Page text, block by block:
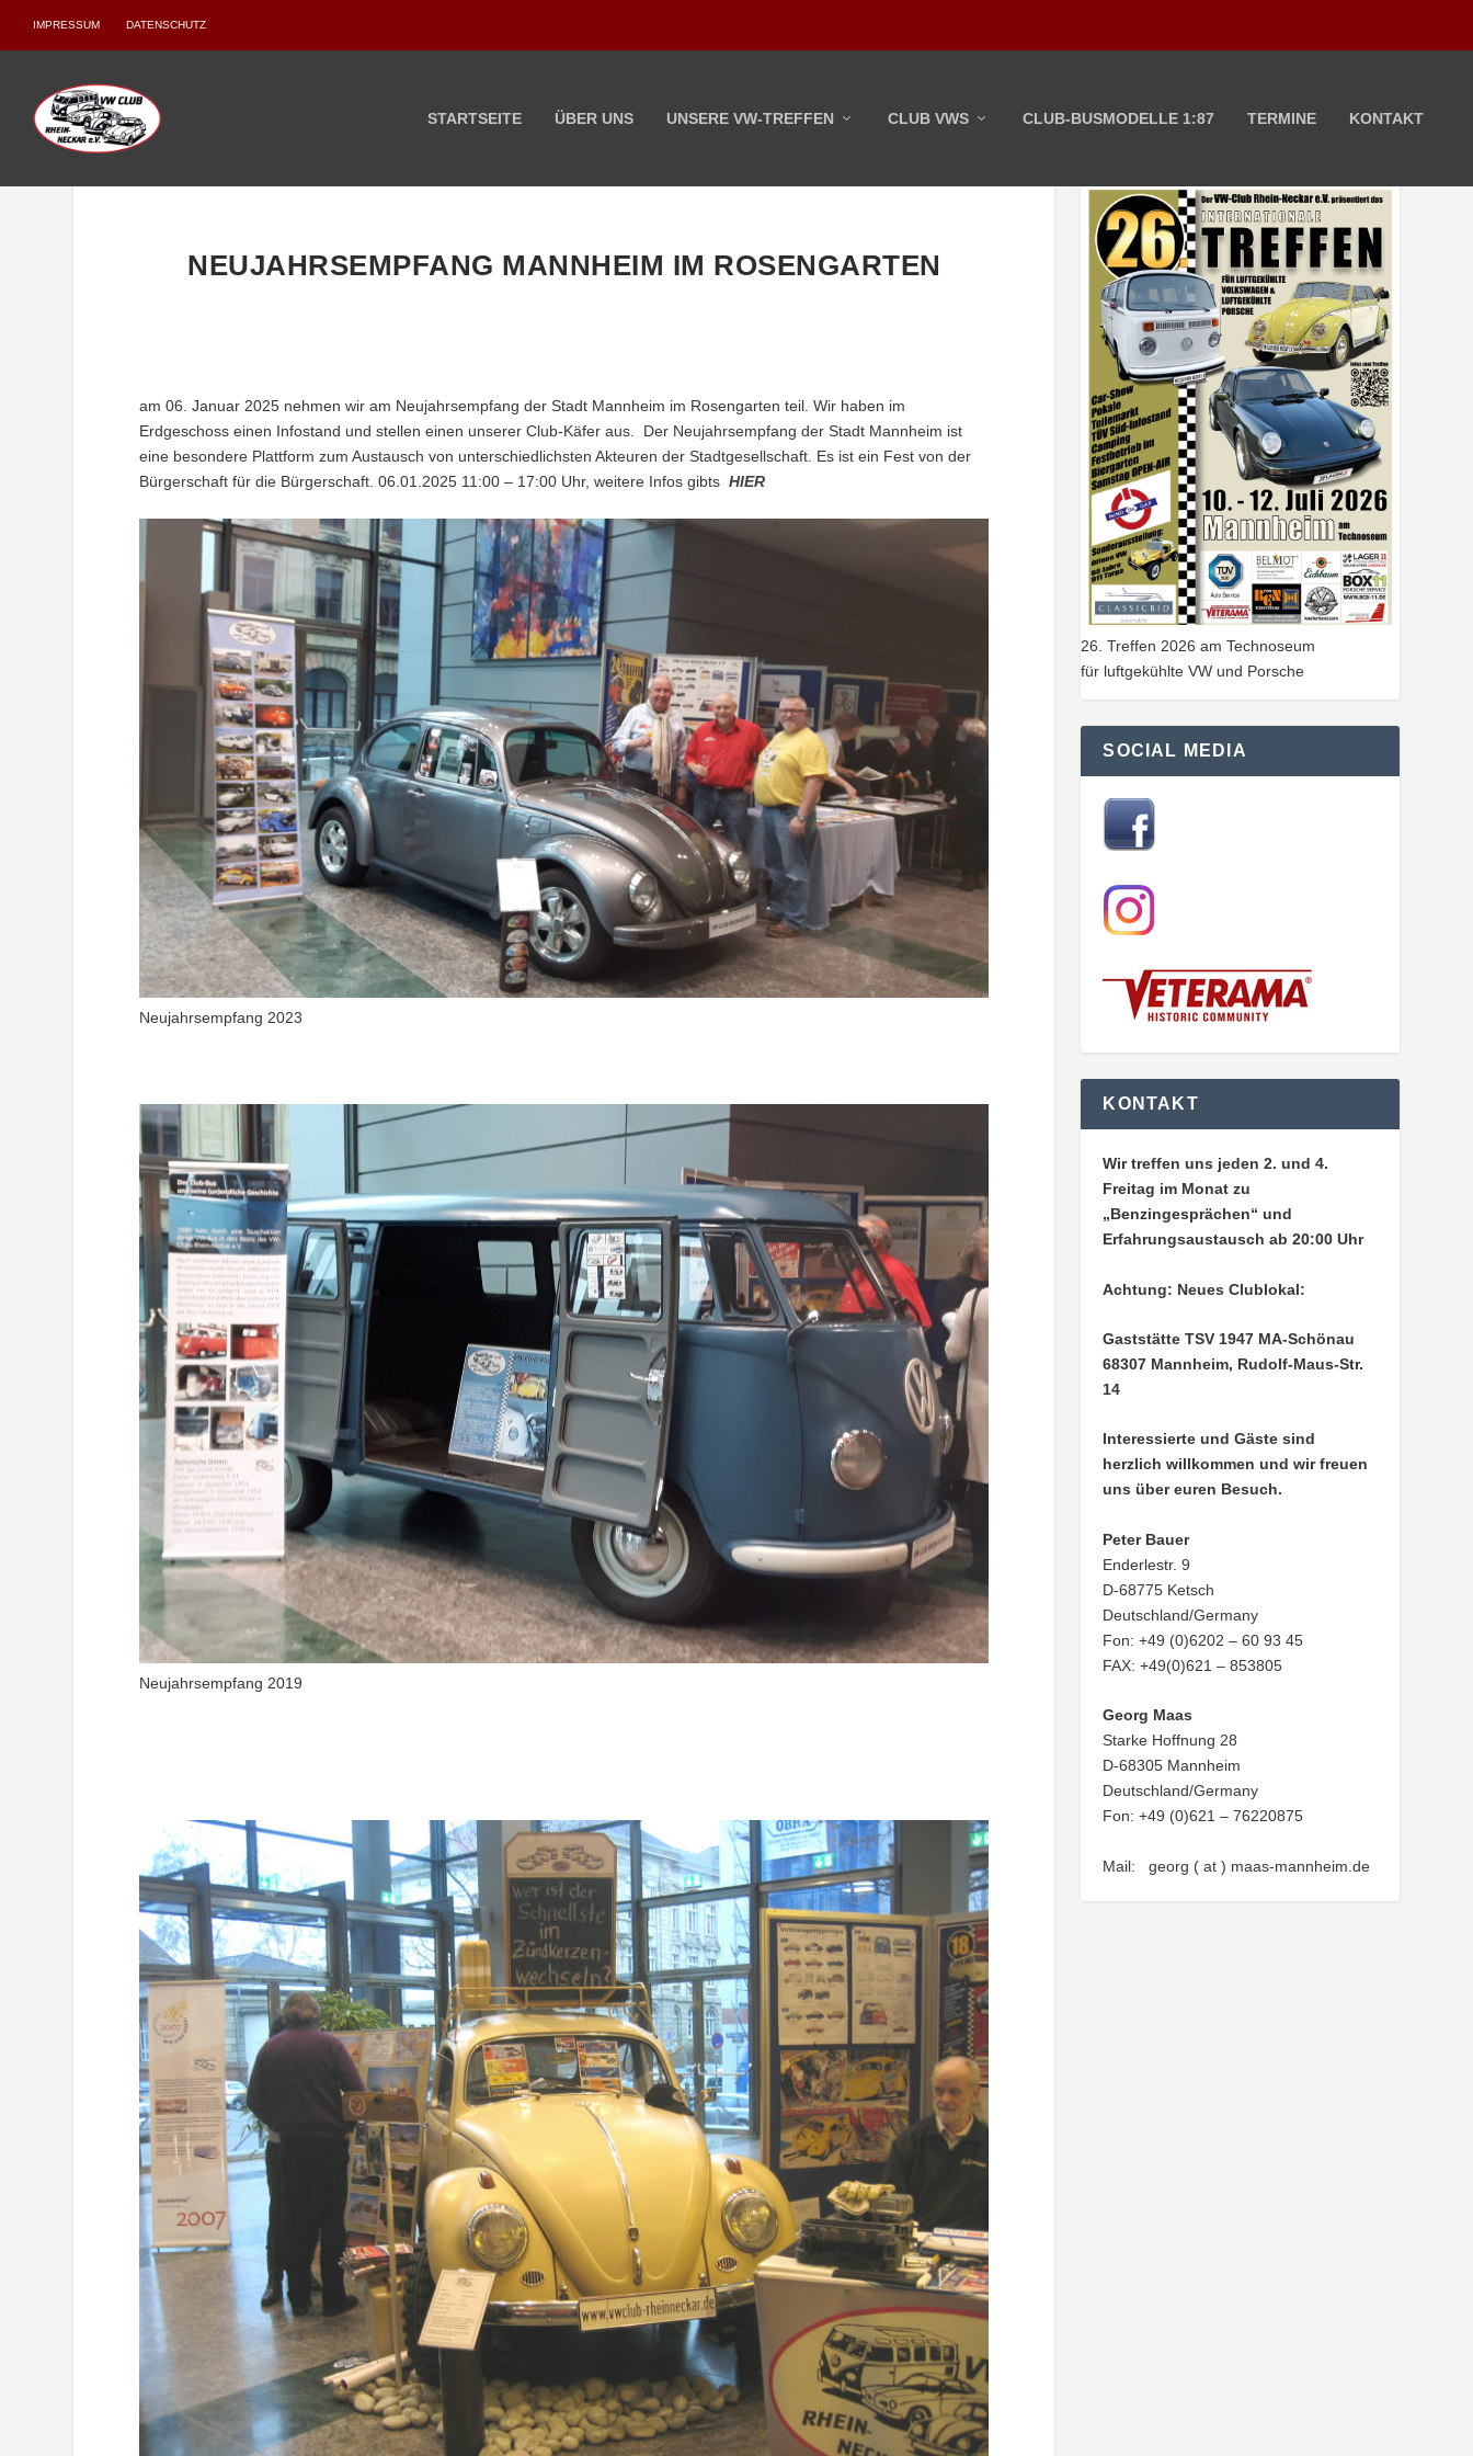
IMPRESSUM DATENSCHUTZ
STARTSEITE ÜBER UNS UNSERE VW-TREFFEN CLUB VWS CLUB-BUSMODELLE 1:87 TERMINE KONTAKT
NEUJAHRSEMPFANG MANNHEIM IM ROSENGARTEN
am 06. Januar 2025 nehmen wir am Neujahrsempfang der Stadt Mannheim im Rosengarten teil. Wir haben im
Erdgeschoss einen Infostand und stellen einen unserer Club-Käfer aus. Der Neujahrsempfang der Stadt Mannheim ist
eine besondere Plattform zum Austausch von unterschiedlichsten Akteuren der Stadtgesellschaft. Es ist ein Fest von der
Bürgerschaft für die Bürgerschaft. 06.01.2025 11:00 – 17:00 Uhr, weitere Infos gibtsHIER
Neujahrsempfang 2023
Neujahrsempfang 2019
26. Treffen 2026 am Technoseum
für luftgekühlte VW und Porsche
SOCIAL MEDIA
KONTAKT
Wir treffen uns jeden 2. und 4.
Freitag im Monat zu
„Benzingesprächen“ und
Erfahrungsaustausch ab 20:00 Uhr
Achtung: Neues Clublokal:
Gaststätte TSV 1947 MA-Schönau
68307 Mannheim, Rudolf-Maus-Str.
14
Interessierte und Gäste sind
herzlich willkommen und wir freuen
uns über euren Besuch.
Peter Bauer
Enderlestr. 9
D-68775 Ketsch
Deutschland/Germany
Fon: +49 (0)6202 – 60 93 45
FAX: +49(0)621 – 853805
Georg Maas
Starke Hoffnung 28
D-68305 Mannheim
Deutschland/Germany
Fon: +49 (0)621 – 76220875
Mail: georg ( at ) maas-mannheim.de